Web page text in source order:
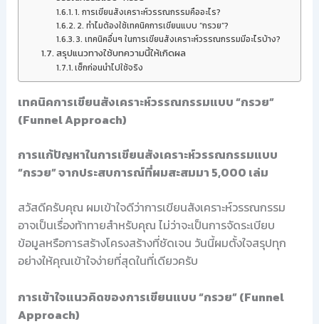
1. การเขียนสังเคราะห์วรรณกรรมคืออะไร?
2. ทำไมต้องใช้เทคนิคการเขียนแบบ “กรวย”?
3. เทคนิคอื่นๆ ในการเขียนสังเคราะห์วรรณกรรมมีอะไรบ้าง?
สรุปแนวทางใช้บทความนี้ให้เกิดผล
เช็กก่อนนำไปใช้จริง
เทคนิคการเขียนสังเคราะห์วรรณกรรมแบบ “กรวย”
(Funnel Approach)
การแก้ปัญหาในการเขียนสังเคราะห์วรรณกรรมแบบ
“กรวย” จากประสบการณ์ที่ผมสะสมมา 5,000 เล่ม
สวัสดีครับคุณ ผมเข้าใจดีว่าการเขียนสังเคราะห์วรรณกรรม
อาจเป็นเรื่องท้าทายสำหรับคุณ ไม่ว่าจะเป็นการจัดระเบียบ
ข้อมูลหรือการสร้างโครงสร้างที่ชัดเจน วันนี้ผมตั้งใจสรุปทุก
อย่างให้คุณเข้าใจง่ายที่สุดในที่เดียวครับ
การเข้าใจแนวคิดของการเขียนแบบ “กรวย” (Funnel
Approach)